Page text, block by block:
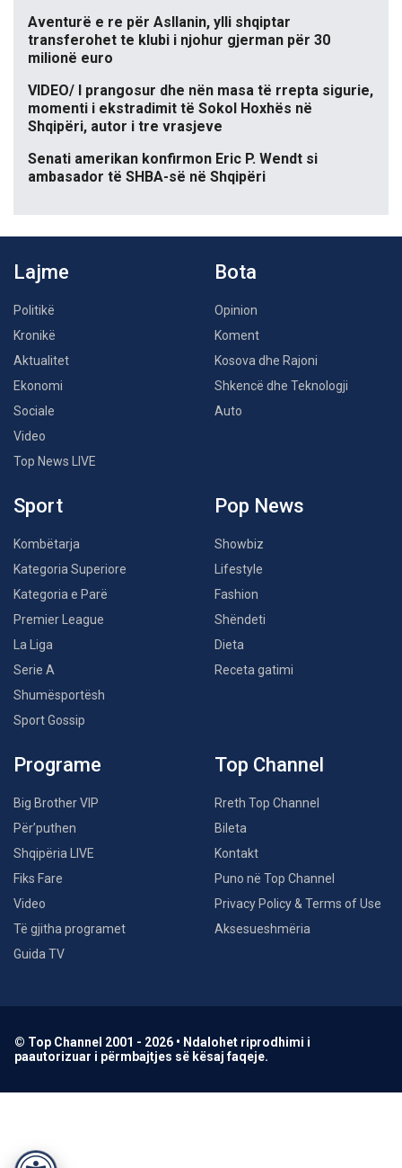
Aventurë e re për Asllanin, ylli shqiptar
transferohet te klubi i njohur gjerman për 30
milionë euro
VIDEO/ I prangosur dhe nën masa të rrepta sigurie,
momenti i ekstradimit të Sokol Hoxhës në
Shqipëri, autor i tre vrasjeve
Senati amerikan konfirmon Eric P. Wendt si
ambasador të SHBA-së në Shqipëri
Lajme
Politikë
Kronikë
Aktualitet
Ekonomi
Sociale
Video
Top News LIVE
Bota
Opinion
Koment
Kosova dhe Rajoni
Shkencë dhe Teknologji
Auto
Sport
Kombëtarja
Kategoria Superiore
Kategoria e Parë
Premier League
La Liga
Serie A
Shumësportësh
Sport Gossip
Pop News
Showbiz
Lifestyle
Fashion
Shëndeti
Dieta
Receta gatimi
Programe
Big Brother VIP
Për’puthen
Shqipëria LIVE
Fiks Fare
Video
Të gjitha programet
Guida TV
Top Channel
Rreth Top Channel
Bileta
Kontakt
Puno në Top Channel
Privacy Policy & Terms of Use
Aksesueshmëria
© Top Channel 2001 - 2026 • Ndalohet riprodhimi i
paautorizuar i përmbajtjes së kësaj faqeje.